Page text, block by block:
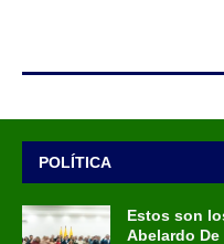
POLÍTICA
Estos son
Abelardo